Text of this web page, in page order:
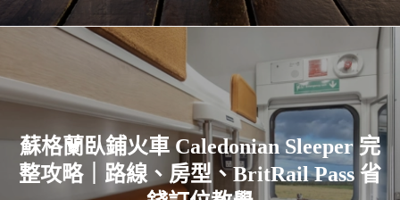
蘇格蘭臥鋪火車 Caledonian Sleeper 完
整攻略｜路線、房型、BritRail Pass 省